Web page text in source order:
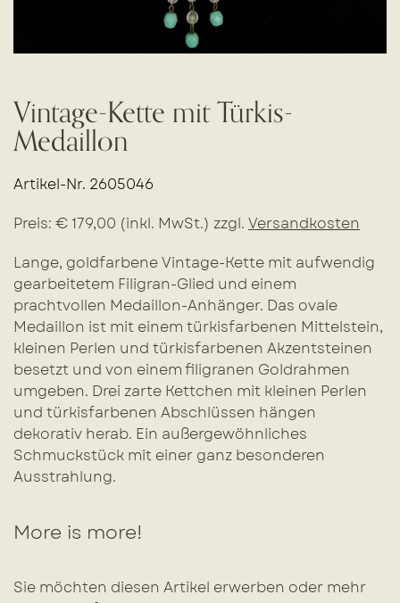
Vintage-Kette mit Türkis-
Medaillon
Artikel-Nr. 2605046
Preis: € 179,00 (inkl. MwSt.) zzgl. Versandkosten
Lange, goldfarbene Vintage-Kette mit aufwendig
gearbeitetem Filigran-Glied und einem
prachtvollen Medaillon-Anhänger. Das ovale
Medaillon ist mit einem türkisfarbenen Mittelstein,
kleinen Perlen und türkisfarbenen Akzentsteinen
besetzt und von einem filigranen Goldrahmen
umgeben. Drei zarte Kettchen mit kleinen Perlen
und türkisfarbenen Abschlüssen hängen
dekorativ herab. Ein außergewöhnliches
Schmuckstück mit einer ganz besonderen
Ausstrahlung.
More is more!
Sie möchten diesen Artikel erwerben oder mehr